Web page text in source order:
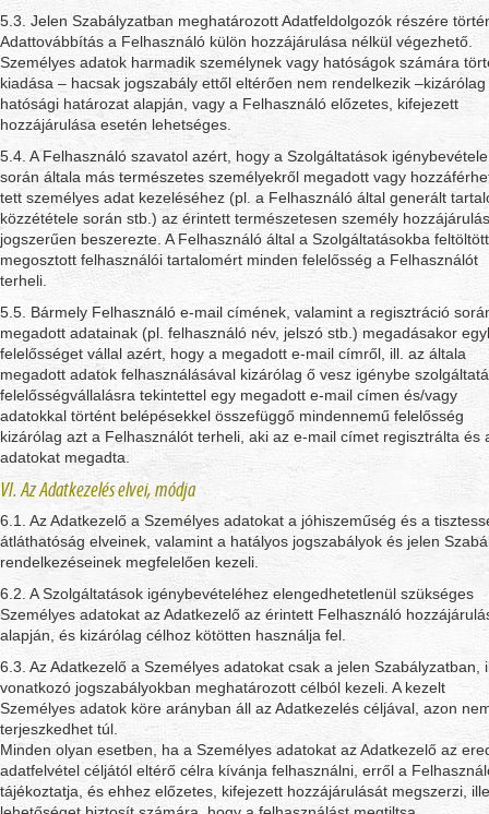
5.3. Jelen Szabályzatban meghatározott Adatfeldolgozók részére
Adattovábbítás a Felhasználó külön hozzájárulása nélkül végezhető.
Személyes adatok harmadik személynek vagy hatóságok számára
kiadása – hacsak jogszabály ettől eltérően nem rendelkezik –kizárólag
hatósági határozat alapján, vagy a Felhasználó előzetes, kifejezett
hozzájárulása esetén lehetséges.
5.4. A Felhasználó szavatol azért, hogy a Szolgáltatások igénybevétele
során általa más természetes személyekről megadott vagy
tett személyes adat kezeléséhez (pl. a Felhasználó által generált
közzététele során stb.) az érintett természetesen személy
jogszerűen beszerezte. A Felhasználó által a Szolgáltatásokba
megosztott felhasználói tartalomért minden felelősség a Felhasználót
terheli.
5.5. Bármely Felhasználó e-mail címének, valamint a regisztráció
megadott adatainak (pl. felhasználó név, jelszó stb.) megadásakor
felelősséget vállal azért, hogy a megadott e-mail címről, ill. az általa
megadott adatok felhasználásával kizárólag ő vesz igénybe
felelősségvállalásra tekintettel egy megadott e-mail címen és/vagy
adatokkal történt belépésekkel összefüggő mindennemű felelősség
kizárólag azt a Felhasználót terheli, aki az e-mail címet regisztrálta és
adatokat megadta.
VI. Az Adatkezelés elvei, módja
6.1. Az Adatkezelő a Személyes adatokat a jóhiszeműség és a
átláthatóság elveinek, valamint a hatályos jogszabályok és jelen
rendelkezéseinek megfelelően kezeli.
6.2. A Szolgáltatások igénybevételéhez elengedhetetlenül szükséges
Személyes adatokat az Adatkezelő az érintett Felhasználó
alapján, és kizárólag célhoz kötötten használja fel.
6.3. Az Adatkezelő a Személyes adatokat csak a jelen Szabályzatban,
vonatkozó jogszabályokban meghatározott célból kezeli. A kezelt
Személyes adatok köre arányban áll az Adatkezelés céljával, azon
terjeszkedhet túl.
Minden olyan esetben, ha a Személyes adatokat az Adatkezelő az
adatfelvétel céljától eltérő célra kívánja felhasználni, erről a
tájékoztatja, és ehhez előzetes, kifejezett hozzájárulását megszerzi,